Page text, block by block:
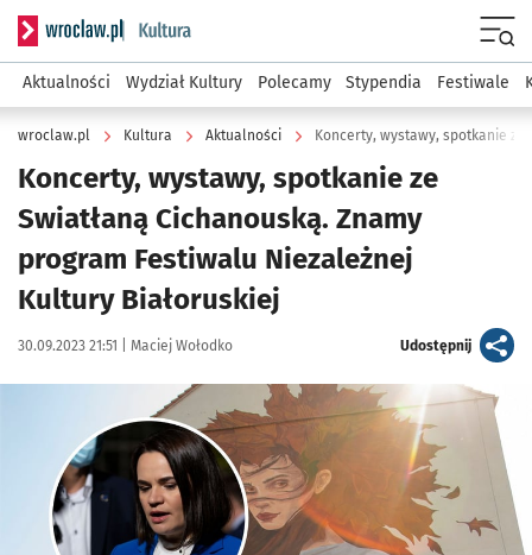
Serwis informacyjny wroclaw.pl podserwis: Kultura
Aktualności Wydział Kultury Polecamy Stypendia Festiwale
wroclaw.pl Kultura Aktualności
Koncerty, wystawy, spotkanie ze
Swiatłaną Cichanouską. Znamy
program Festiwalu Niezależnej
Kultury Białoruskiej
Data publikacji:
30.09.2023 21:51 | Autor:
Maciej Wołodko Udostępnijartykuł
Kliknij, aby powiększyć